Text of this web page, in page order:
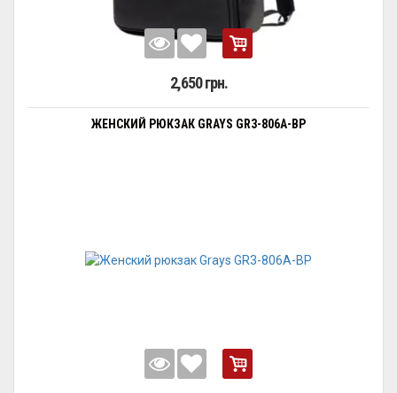
2,650 грн.
ЖЕНСКИЙ РЮКЗАК GRAYS GR3-806A-BP